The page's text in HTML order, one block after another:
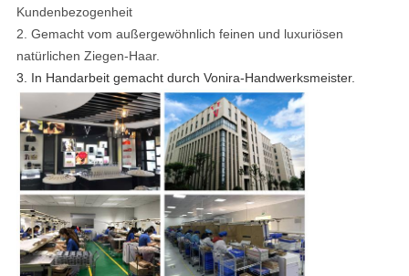
Kundenbezogenheit
2. Gemacht vom außergewöhnlich feinen und luxuriösen
natürlichen Ziegen-Haar.
3. In Handarbeit gemacht durch Vonira-Handwerksmeister.